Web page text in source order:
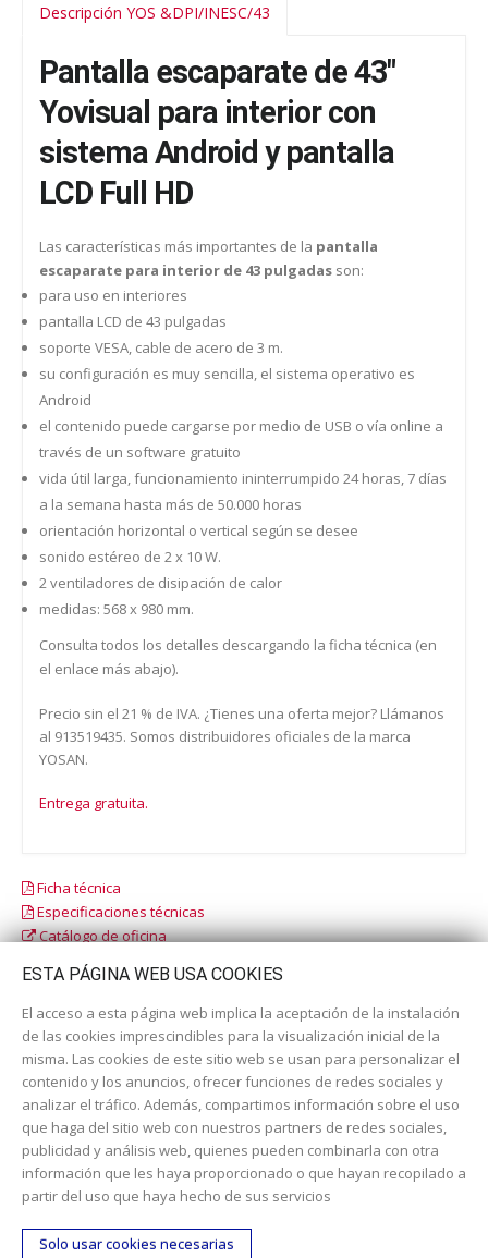
Descripción YOS &DPI/INESC/43
Pantalla escaparate de 43"
Yovisual para interior con
sistema Android y pantalla
LCD Full HD
Las características más importantes de la pantalla
escaparate para interior de 43 pulgadas son:
para uso en interiores
pantalla LCD de 43 pulgadas
soporte VESA, cable de acero de 3 m.
su configuración es muy sencilla, el sistema operativo es
Android
el contenido puede cargarse por medio de USB o vía online a
través de un software gratuito
vida útil larga, funcionamiento ininterrumpido 24 horas, 7 días
a la semana hasta más de 50.000 horas
orientación horizontal o vertical según se desee
sonido estéreo de 2 x 10 W.
2 ventiladores de disipación de calor
medidas: 568 x 980 mm.
Consulta todos los detalles descargando la ficha técnica (en
el enlace más abajo).
Precio sin el 21 % de IVA. ¿Tienes una oferta mejor? Llámanos
al 913519435. Somos distribuidores oficiales de la marca
YOSAN.
Entrega gratuita.
Ficha técnica
Especificaciones técnicas
Catálogo de oficina
Catálogo escolar
Dirección:c/ Cercedilla nº 14, 28925 Alcorcón
Email:contacta aquí
ESTA PÁGINA WEB USA COOKIES
El acceso a esta página web implica la aceptación de la instalación
de las cookies imprescindibles para la visualización inicial de la
misma. Las cookies de este sitio web se usan para personalizar el
contenido y los anuncios, ofrecer funciones de redes sociales y
analizar el tráfico. Además, compartimos información sobre el uso
que haga del sitio web con nuestros partners de redes sociales,
publicidad y análisis web, quienes pueden combinarla con otra
información que les haya proporcionado o que hayan recopilado a
partir del uso que haya hecho de sus servicios
Solo usar cookies necesarias